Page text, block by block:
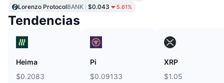
Lorenzo ProtocolBANK $0.043 5.61%
Tendencias
Heima
$0.2083
Pi
$0.09133
XRP
$1.05